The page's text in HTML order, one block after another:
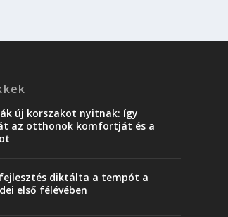
új korszakot nyitnak: így
az otthonok komfortját és a
diktálta a tempót a
első félévében